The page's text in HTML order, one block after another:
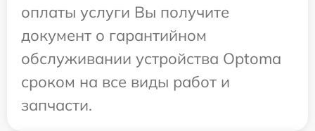
оплаты услуги Вы получите
документ о гарантийном
обслуживании устройства Optoma
сроком на все виды работ и
запчасти.